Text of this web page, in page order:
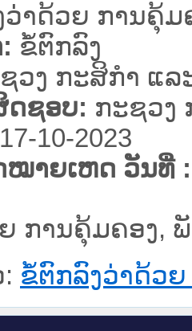
າດ້ວຍ ການຄຸ້ມ
ຂໍ້ຕົກລົງ
ວງ ກະສິກຳ ແລ
ດຊອບ: ກະຊວງ
17-10-2023
ໝາຍເຫດ ວັນທີ່ :
ການຄຸ້ມຄອງ,
ຂໍ້ຕົກລົງວ່າດ້ວຍ